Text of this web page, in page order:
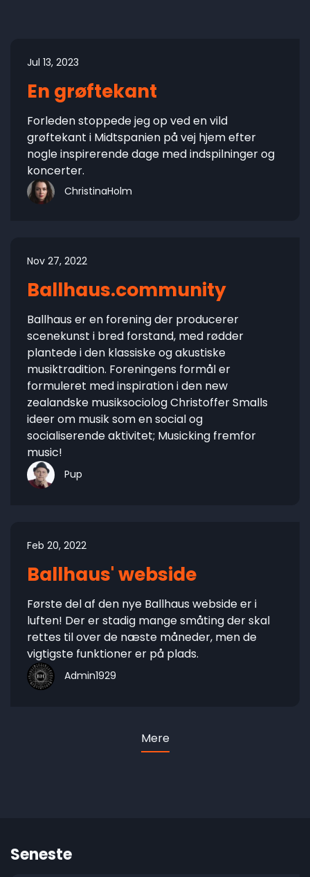
Jul 13, 2023
En grøftekant
Forleden stoppede jeg op ved en vild
grøftekant i Midtspanien på vej hjem efter
nogle inspirerende dage med indspilninger og
koncerter.
ChristinaHolm
Nov 27, 2022
Ballhaus.community
Ballhaus er en forening der producerer
scenekunst i bred forstand, med rødder
plantede i den klassiske og akustiske
musiktradition. Foreningens formål er
formuleret med inspiration i den new
zealandske musiksociolog Christoffer Smalls
ideer om musik som en social og
socialiserende aktivitet; Musicking fremfor
music!
Pup
Feb 20, 2022
Ballhaus' webside
Første del af den nye Ballhaus webside er i
luften! Der er stadig mange småting der skal
rettes til over de næste måneder, men de
vigtigste funktioner er på plads.
Admin1929
Mere
Seneste